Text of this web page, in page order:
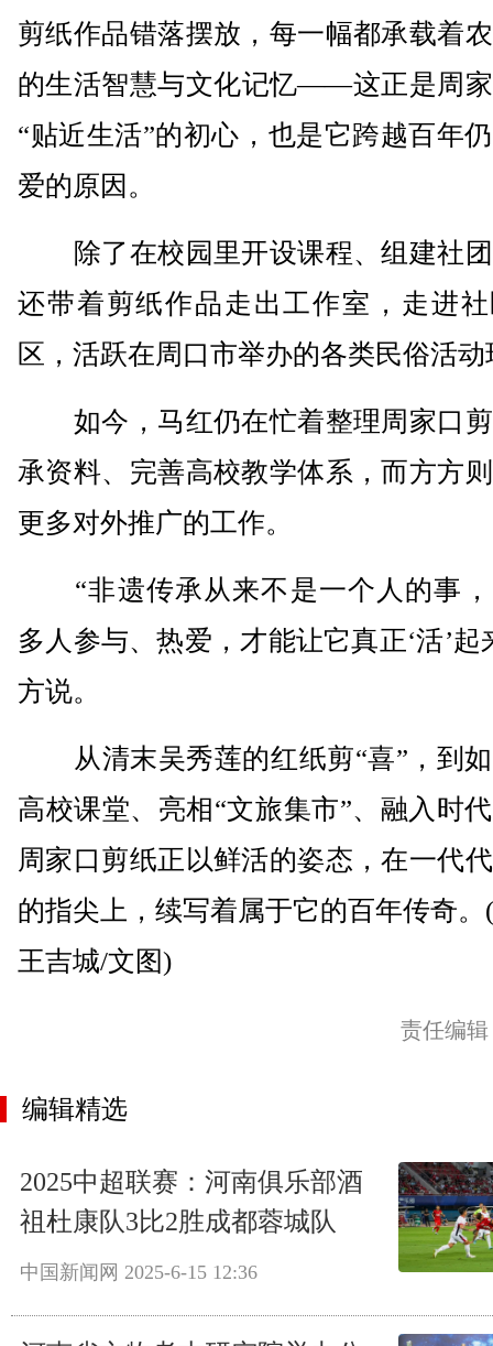
剪纸作品错落摆放，每一幅都承载着
的生活智慧与文化记忆——这正是周
“贴近生活”的初心，也是它跨越百年
爱的原因。
除了在校园里开设课程、组建社
还带着剪纸作品走出工作室，走进
区，活跃在周口市举办的各类民俗活动
如今，马红仍在忙着整理周家口
承资料、完善高校教学体系，而方方
更多对外推广的工作。
“非遗传承从来不是一个人的事，
多人参与、热爱，才能让它真正‘活’起
方说。
从清末吴秀莲的红纸剪“喜”，到
高校课堂、亮相“文旅集市”、融入时
周家口剪纸正以鲜活的姿态，在一代
的指尖上，续写着属于它的百年传奇。
王吉城/文图)
责任编
编辑精选
2025中超联赛：河南俱乐部酒
祖杜康队3比2胜成都蓉城队
中国新闻网 2025-6-15 12:36